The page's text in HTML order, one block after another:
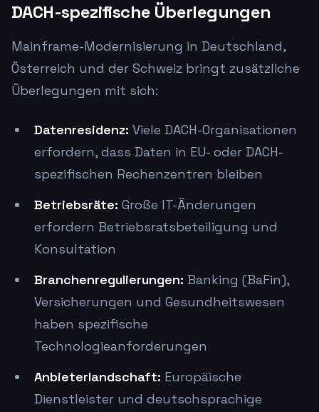
DACH-spezifische Überlegungen
Mainframe-Modernisierung in Deutschland,
Österreich und der Schweiz bringt zusätzliche
Überlegungen mit sich:
Datenresidenz: Viele DACH-Organisationen
erfordern, dass Daten in EU- oder DACH-
spezifischen Rechenzentren bleiben
Betriebsräte: Große IT-Änderungen
erfordern Betriebsratsbeteiligung und
Konsultation
Branchenregulierungen: Banking (BaFin),
Versicherungen und Gesundheitswesen
haben spezifische
Technologieanforderungen
Anbieterlandschaft: Europäische
Dienstleister und deutschsprachige